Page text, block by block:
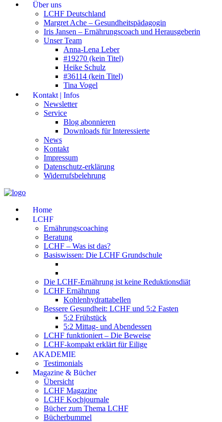
Über uns
LCHF Deutschland
Margret Ache – Gesundheitspädagogin
Iris Jansen – Ernährungscoach und Herausgeberin
Unser Team
Anna-Lena Leber
#19270 (kein Titel)
Heike Schulz
#36114 (kein Titel)
Tina Vogel
Kontakt | Infos
Newsletter
Service
Blog abonnieren
Downloads für Interessierte
News
Kontakt
Impressum
Datenschutz-erklärung
Widerrufsbelehrung
Home
LCHF
Ernährungscoaching
Beratung
LCHF – Was ist das?
Basiswissen: Die LCHF Grundschule
Die LCHF-Ernährung ist keine Reduktionsdiät
LCHF Ernährung
Kohlenhydrattabellen
Bessere Gesundheit: LCHF und 5:2 Fasten
5:2 Frühstück
5:2 Mittag- und Abendessen
LCHF funktioniert – Die Beweise
LCHF-kompakt erklärt für Eilige
AKADEMIE
Testimonials
Magazine & Bücher
Übersicht
LCHF Magazine
LCHF Kochjournale
Bücher zum Thema LCHF
Bücherbummel